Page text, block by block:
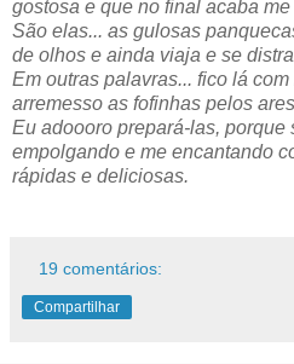
gostosa e que no final acaba
São elas... as gulosas
de olhos e ainda viaja e se
Em outras palavras... fico lá
arremesso as fofinhas pelos
Eu adoooro prepará-las, porque
empolgando e me encantando
rápidas e deliciosas.
19 comentários:
Compartilhar